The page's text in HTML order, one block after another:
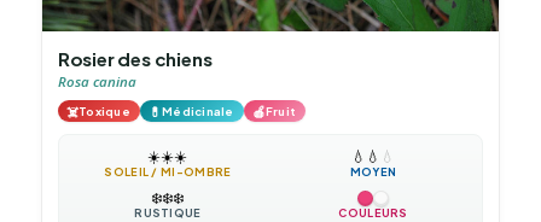
Rosier des chiens
Rosa canina
☠️Toxique 💊Médicinale 🍎Fruit
☀️☀️☀️
SOLEIL / MI-OMBRE
💧 💧 💧
MOYEN
❄️❄️❄️
RUSTIQUE COULEURS